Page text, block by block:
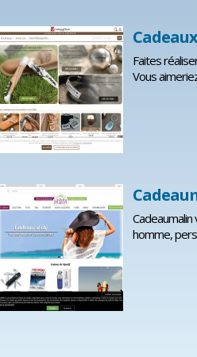
Faites
Vous
homme,